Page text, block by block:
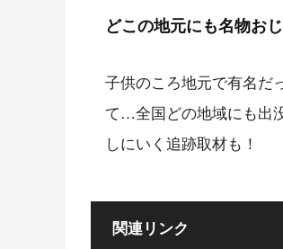
どこの地元にも名物お
子供のころ地元で有名だ
て…全国どの地域にも出
しにいく追跡取材も！
関連リンク